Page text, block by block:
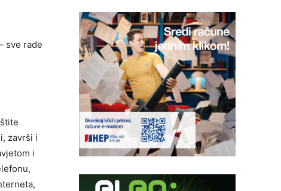
sve rade
završi i
i